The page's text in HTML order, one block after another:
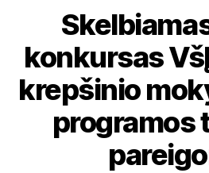
konkursas
krepšinio
programos